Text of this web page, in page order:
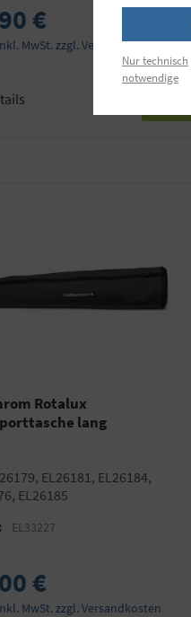
€
MwSt. zzgl. Versandkosten
Rotalux
lang
EL26185
EL33227
€
MwSt. zzgl. Versandkosten
Nur technisch
notwendige